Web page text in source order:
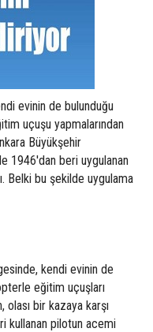
evinin de bulunduğu
uçuşu yapmalarından
Büyükşehir
1946'dan beri uygulanan
Belki bu şekilde uygulama
kendi evinin de
eğitim uçuşları
olası bir kazaya karşı
kullanan pilotun acemi